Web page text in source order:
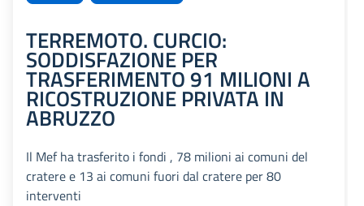
TERREMOTO. CURCIO:
SODDISFAZIONE PER
TRASFERIMENTO 91 MILIONI A
RICOSTRUZIONE PRIVATA IN
ABRUZZO
Il Mef ha trasferito i fondi , 78 milioni ai comuni del
cratere e 13 ai comuni fuori dal cratere per 80
interventi